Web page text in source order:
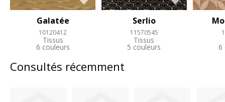
Galatée
10120412
Tissus
6 couleurs
Serlio
11570545
Tissus
5 couleurs 6
Consultés récemment